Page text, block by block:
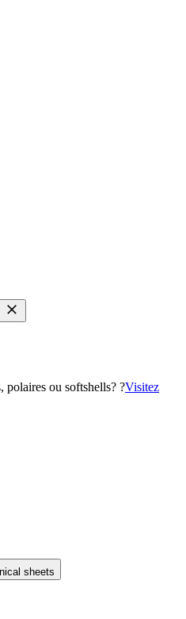
polaires ou softshells? ?Visitez
sheets